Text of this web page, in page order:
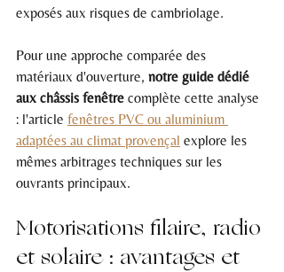
exposés aux risques de cambriolage.
Pour une approche comparée des
matériaux d'ouverture, notre guide dédié
aux châssis fenêtre complète cette analyse
: l'article fenêtres PVC ou aluminium
adaptées au climat provençal explore les
mêmes arbitrages techniques sur les
ouvrants principaux.
Motorisations filaire, radio
et solaire : avantages et